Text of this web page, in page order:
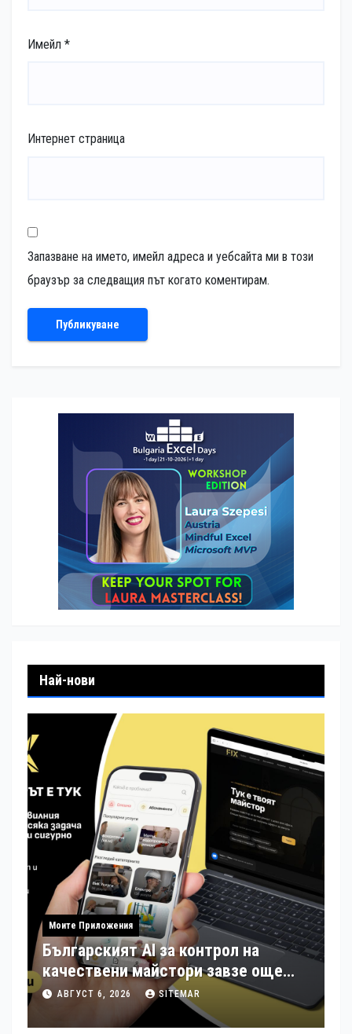
Имейл *
Интернет страница
Запазване на името, имейл адреса и уебсайта ми в този
браузър за следващия път когато коментирам.
Най-нови
Моите Приложения
Българският AI за контрол на
качествени майстори завзе още
шест страни в Европа
АВГУСТ 6, 2026 SITEMAR